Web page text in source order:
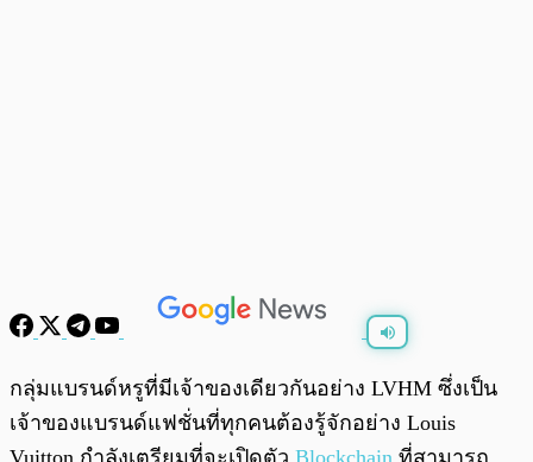
พร้อมเล่น /0:00
กลุ่มแบรนด์หรูที่มีเจ้าของเดียวกันอย่าง LVHM ซึ่งเป็น
เจ้าของแบรนด์แฟชั่นที่ทุกคนต้องรู้จักอย่าง Louis